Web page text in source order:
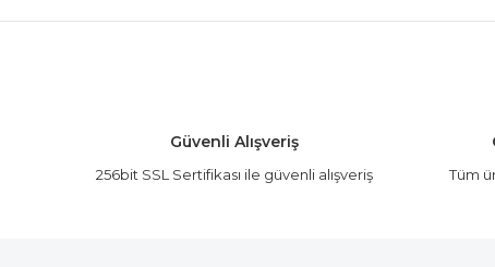
Güvenli Alışveriş
256bit SSL Sertifikası ile güvenli alışveriş Tüm